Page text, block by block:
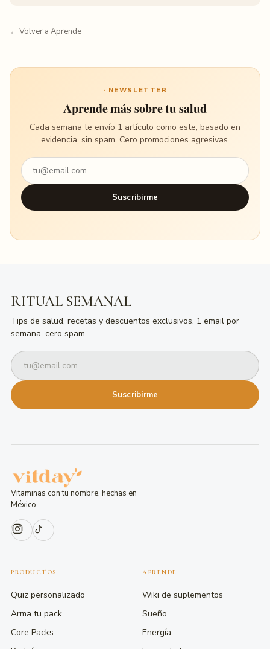
← Volver a Aprende
· NEWSLETTER
Aprende más sobre tu salud
Cada semana te envío 1 artículo como este, basado en
evidencia, sin spam. Cero promociones agresivas.
Suscribirme
RITUAL SEMANAL
Tips de salud, recetas y descuentos exclusivos. 1 email por
semana, cero spam.
Suscribirme
Vitaminas con tu nombre, hechas en
México.
PRODUCTOS
Quiz personalizado
Arma tu pack
Core Packs
APRENDE
Wiki de suplementos
Sueño
Energía